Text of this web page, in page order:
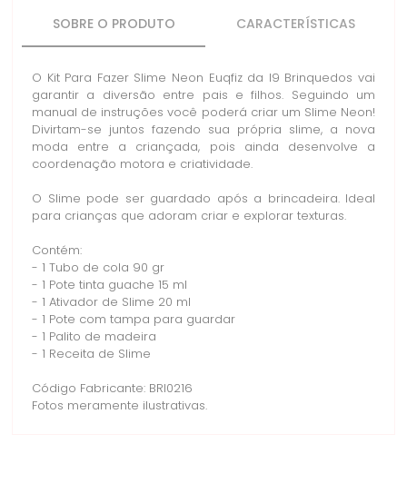
SOBRE O PRODUTO CARACTERÍSTICAS
O Kit Para Fazer Slime Neon Euqfiz da I9 Brinquedos vai
garantir a diversão entre pais e filhos. Seguindo um
manual de instruções você poderá criar um Slime Neon!
Divirtam-se juntos fazendo sua própria slime, a nova
moda entre a criançada, pois ainda desenvolve a
coordenação motora e criatividade.
O Slime pode ser guardado após a brincadeira. Ideal
para crianças que adoram criar e explorar texturas.
Contém:
- 1 Tubo de cola 90 gr
- 1 Pote tinta guache 15 ml
- 1 Ativador de Slime 20 ml
- 1 Pote com tampa para guardar
- 1 Palito de madeira
- 1 Receita de Slime
Código Fabricante: BRI0216
Fotos meramente ilustrativas.